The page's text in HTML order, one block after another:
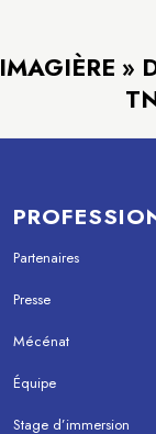
»
Partenaires
Presse
Mécénat
Équipe
Stage d’immersion